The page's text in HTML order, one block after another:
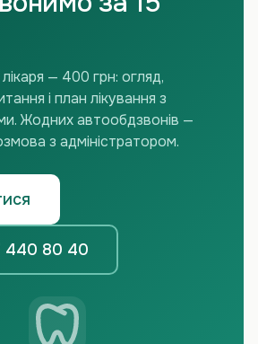
— 400 грн: огляд,
і план лікування з
Жодних автообдзвонів —
з адміністратором.
440 80 40